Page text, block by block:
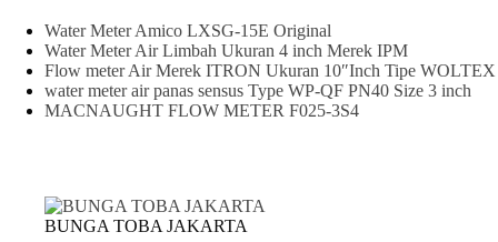
Water Meter Amico LXSG-15E Original
Water Meter Air Limbah Ukuran 4 inch Merek IPM
Flow meter Air Merek ITRON Ukuran 10″Inch Tipe WOLTEX
water meter air panas sensus Type WP-QF PN40 Size 3 inch
MACNAUGHT FLOW METER F025-3S4
BUNGA TOBA JAKARTA